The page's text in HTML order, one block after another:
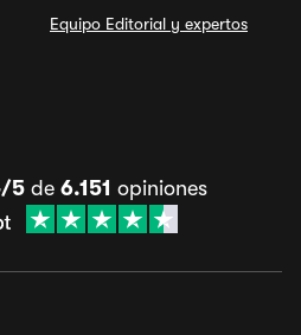
Equipo Editorial y expertos
5de 6.151 opiniones